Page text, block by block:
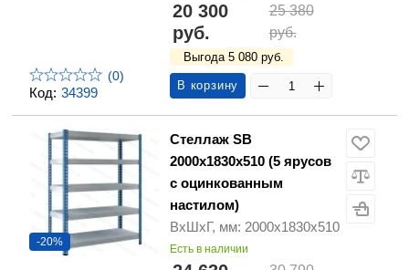
Код: 34399
(0)
20 300
руб.
25 380
руб.
Выгода 5 080 руб.
В корзину
-20%
Стеллаж SB
2000х1830х510 (5 ярусов
с оцинкованным
настилом)
ВхШхГ, мм: 2000х1830х510
Есть в наличии